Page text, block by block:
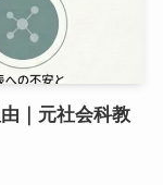
｜元社会科教